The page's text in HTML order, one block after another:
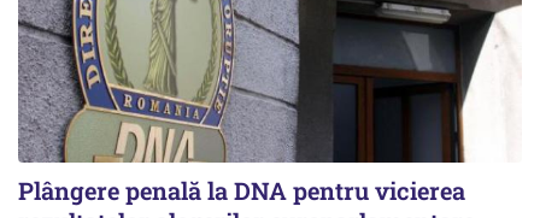
Plângere penală la DNA pentru vicierea